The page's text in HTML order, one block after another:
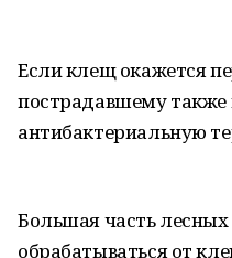
Если клещ окажется
пострадавшему также
антибактериальную
Большая часть
обрабатываться от